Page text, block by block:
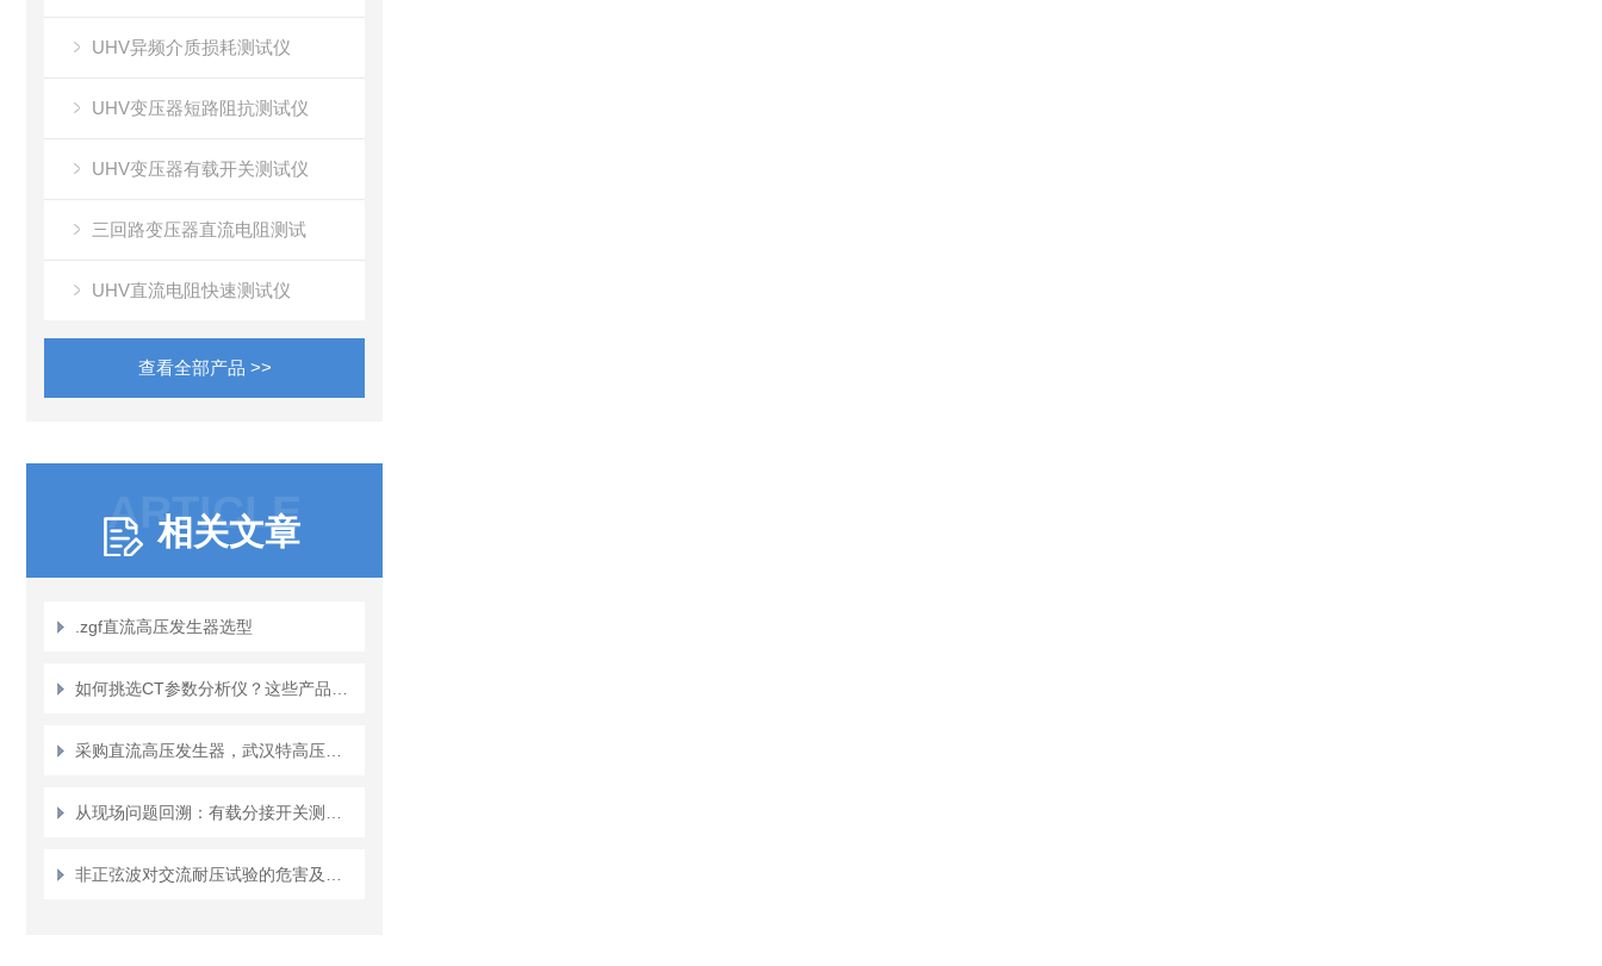
UHV异频介质损耗测试仪
UHV变压器短路阻抗测试仪
UHV变压器有载开关测试仪
三回路变压器直流电阻测试
UHV直流电阻快速测试仪
查看全部产品 >>
ARTICLE
相关文章
.zgf直流高压发生器选型